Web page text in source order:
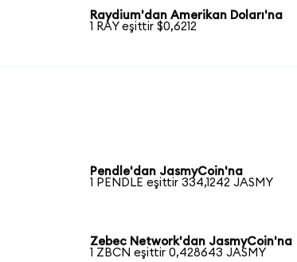
Raydium'dan Amerikan Doları'na
1 RAY eşittir $0,6212
Pendle'dan JasmyCoin'na
1 PENDLE eşittir 334,1242 JASMY
Zebec Network'dan JasmyCoin'na
1 ZBCN eşittir 0,428643 JASMY